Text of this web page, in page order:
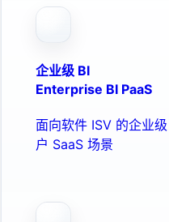
企业级 BI
Enterprise BI PaaS
面向软件 ISV 的企业
户 SaaS 场景